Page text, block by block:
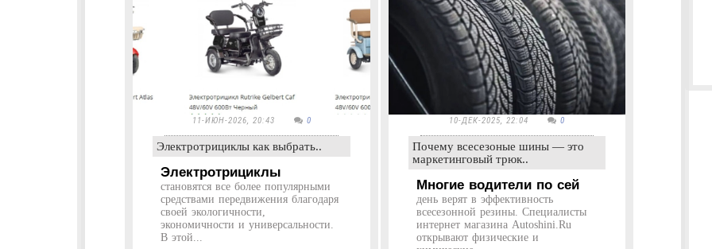
11-ИЮН-2026, 20:43 0
Электротрициклы как выбрать..
Электротрициклы
становятся все более популярными
средствами передвижения благодаря
своей экологичности,
экономичности и универсальности.
В этой...
10-ДЕК-2025, 22:04 0
Почему всесезоные шины — это
маркетинговый трюк..
Многие водители по сей
день верят в эффективность
всесезонной резины. Специалисты
интернет магазина Autoshini.Ru
открывают физические и